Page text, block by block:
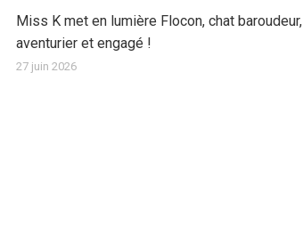
Miss K met en lumière Flocon, chat baroudeur,
aventurier et engagé !
27 juin 2026